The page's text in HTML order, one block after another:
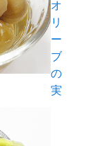
オ
リ
ー
ブ
の
実